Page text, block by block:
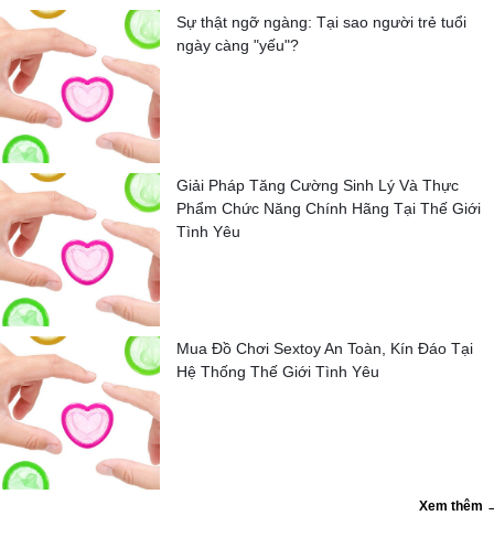
Sự thật ngỡ ngàng: Tại sao người trẻ tuổi
ngày càng "yếu"?
Giải Pháp Tăng Cường Sinh Lý Và Thực
Phẩm Chức Năng Chính Hãng Tại Thế Giới
Tình Yêu
Mua Đồ Chơi Sextoy An Toàn, Kín Đáo Tại
Hệ Thống Thế Giới Tình Yêu
Xem thêm